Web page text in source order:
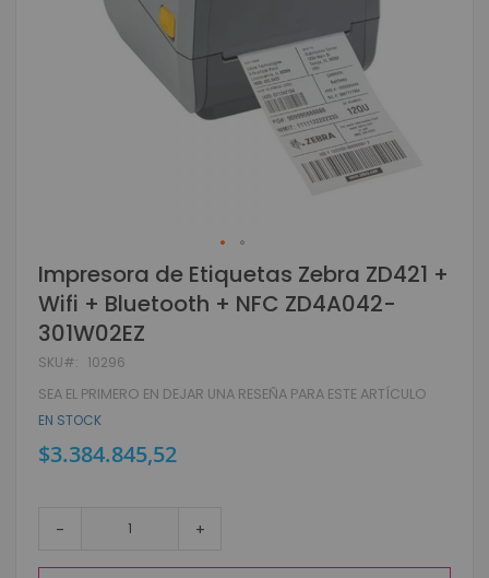
Skip
to
the
beginning
of
the
images
Impresora de Etiquetas Zebra ZD421 +
Wifi + Bluetooth + NFC ZD4A042-
301W02EZ
SKU
10296
SEA EL PRIMERO EN DEJAR UNA RESEÑA PARA ESTE ARTÍCULO
EN STOCK
$3.384.845,52
- +